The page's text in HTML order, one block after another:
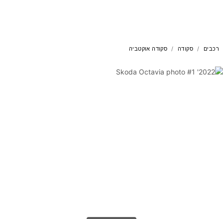
רכבים סקודה סקודה אוקטביה